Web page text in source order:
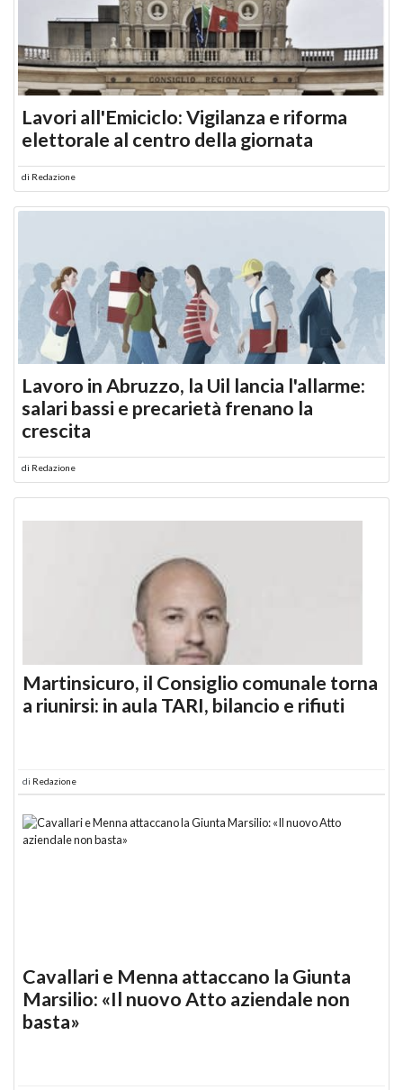
Lavori all'Emiciclo: Vigilanza e riforma
elettorale al centro della giornata
di Redazione
Lavoro in Abruzzo, la Uil lancia l'allarme:
salari bassi e precarietà frenano la
crescita
di Redazione
Martinsicuro, il Consiglio comunale torna
a riunirsi: in aula TARI, bilancio e rifiuti
di Redazione
Cavallari e Menna attaccano la Giunta
Marsilio: «Il nuovo Atto aziendale non
basta»